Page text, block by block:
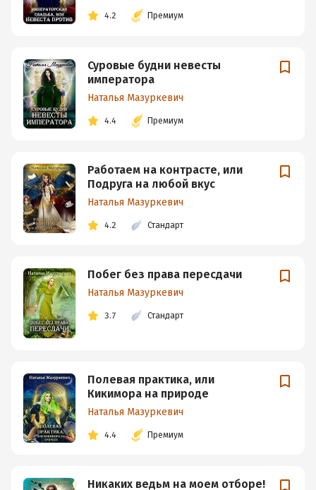
4.2 Премиум
Суровые будни невесты
императора
Наталья Мазуркевич
4.4 Премиум
Работаем на контрасте, или
Подруга на любой вкус
Наталья Мазуркевич
4.2 Стандарт
Побег без права пересдачи
Наталья Мазуркевич
3.7 Стандарт
Полевая практика, или
Кикимора на природе
Наталья Мазуркевич
4.4 Премиум
Никаких ведьм на моем отборе!